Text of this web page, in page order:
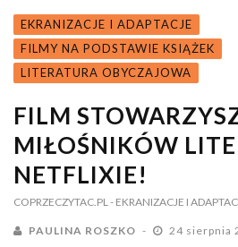
EKRANIZACJE I ADAPTACJE
FILMY NA PODSTAWIE KSIĄŻEK
LITERATURA OBYCZAJOWA
FILM
MIŁOŚNIKÓW
NETFLIXIE!
COPRZECZYTAC.PL - EKRANIZACJE I
PAULINA ROSZKO 24 sierpnia